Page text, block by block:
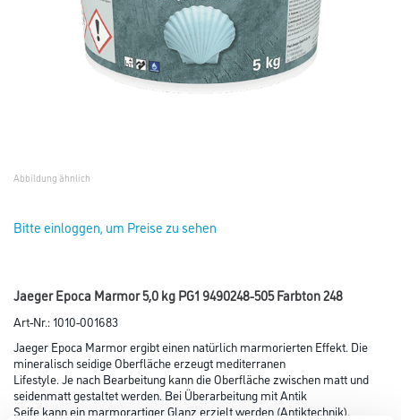
Abbildung ähnlich
Bitte einloggen, um Preise zu sehen
Jaeger Epoca Marmor 5,0 kg PG1 9490248-505 Farbton 248
Art-Nr.:1010-001683
Jaeger Epoca Marmor ergibt einen natürlich marmorierten Effekt. Die
mineralisch seidige Oberfläche erzeugt mediterranen
Lifestyle. Je nach Bearbeitung kann die Oberfläche zwischen matt und
seidenmatt gestaltet werden. Bei Überarbeitung mit Antik
Seife kann ein marmorartiger Glanz erzielt werden (Antiktechnik).